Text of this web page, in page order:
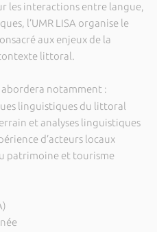
les interactions entre langue,
l’UMR LISA organise le
aux enjeux de la
littoral.
notamment :
linguistiques du littoral
et analyses linguistiques
d’acteurs locaux
patrimoine et tourisme